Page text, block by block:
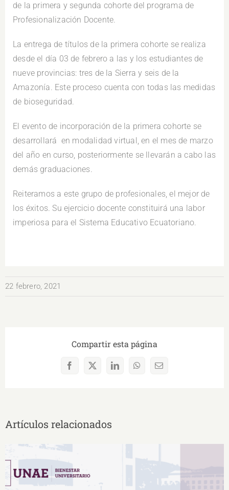
de la primera y segunda cohorte del programa de
Profesionalización Docente.
La entrega de títulos de la primera cohorte se realiza
desde el día 03 de febrero a las y los estudiantes de
nueve provincias: tres de la Sierra y seis de la
Amazonía. Este proceso cuenta con todas las medidas
de bioseguridad.
El evento de incorporación de la primera cohorte se
desarrollará en modalidad virtual, en el mes de marzo
del año en curso, posteriormente se llevarán a cabo las
demás graduaciones.
Reiteramos a este grupo de profesionales, el mejor de
los éxitos. Su ejercicio docente constituirá una labor
imperiosa para el Sistema Educativo Ecuatoriano.
22 febrero, 2021
Compartir esta página
Facebook
X LinkedInWhatsAppCorreo
Artículos relacionados